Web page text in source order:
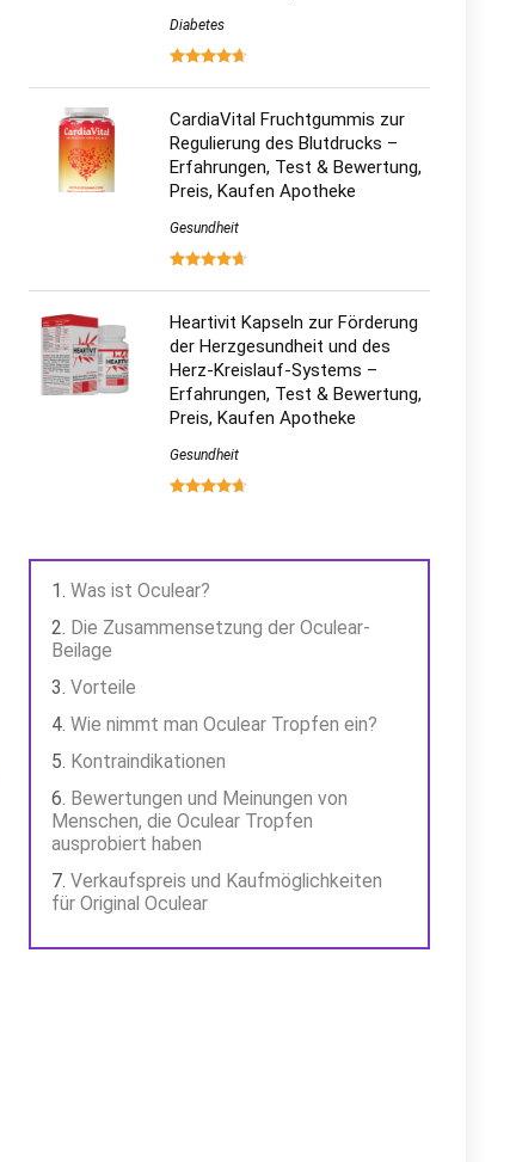
Diabetes
CardiaVital Fruchtgummis zur
Regulierung des Blutdrucks –
Erfahrungen, Test & Bewertung,
Preis, Kaufen Apotheke
Gesundheit
Heartivit Kapseln zur Förderung
der Herzgesundheit und des
Herz-Kreislauf-Systems –
Erfahrungen, Test & Bewertung,
Preis, Kaufen Apotheke
Gesundheit
Was ist Oculear?
Die Zusammensetzung der Oculear-
Beilage
Vorteile
Wie nimmt man Oculear Tropfen ein?
Kontraindikationen
Bewertungen und Meinungen von
Menschen, die Oculear Tropfen
ausprobiert haben
Verkaufspreis und Kaufmöglichkeiten
für Original Oculear